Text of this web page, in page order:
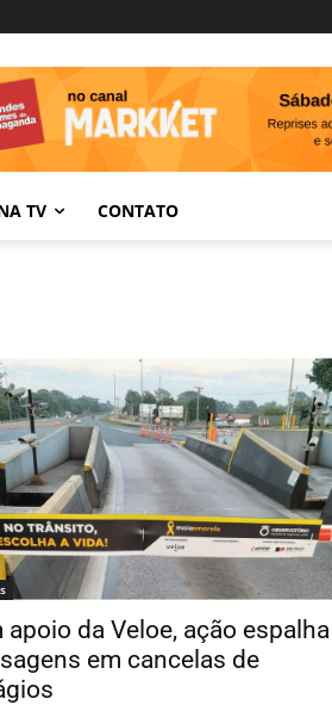
TV CONTATO
apoio da Veloe, ação espalha
em cancelas de